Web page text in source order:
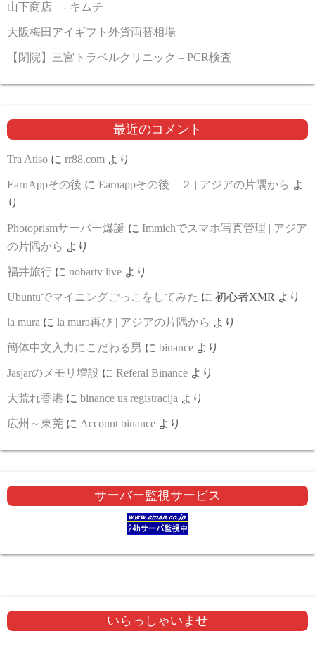
山下商店 - キムチ
大阪梅田アイギフト外貨両替相場
【閉院】三宮トラベルクリニック – PCR検査
最近のコメント
Tra Atiso に rr88.com より
EarnAppその後 に Earnappその後 ２ | アジアの片隅から よ
り
Photoprismサーバー爆誕 に Immichでスマホ写真管理 | アジア
の片隅から より
福井旅行 に nobartv live より
Ubuntuでマイニングごっこをしてみた に 初心者XMR より
la mura に la mura再び | アジアの片隅から より
簡体中文入力にこだわる男 に binance より
Jasjarのメモリ増設 に Referal Binance より
大荒れ香港 に binance us registracija より
広州～東莞 に Account binance より
サーバー監視サービス
いらっしゃいませ